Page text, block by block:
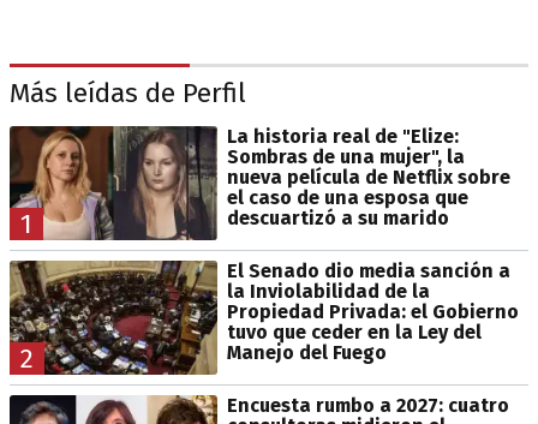
Más leídas de Perfil
1
La historia real de "Elize:
Sombras de una mujer", la
nueva película de Netflix sobre
el caso de una esposa que
descuartizó a su marido
2
El Senado dio media sanción a
la Inviolabilidad de la
Propiedad Privada: el Gobierno
tuvo que ceder en la Ley del
Manejo del Fuego
Encuesta rumbo a 2027: cuatro